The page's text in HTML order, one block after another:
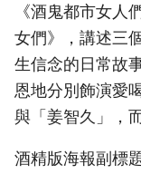
《酒鬼都市女人
女們》，講述三
生信念的日常故
恩地分別飾演愛
與「姜智久」，
酒精版海報副標